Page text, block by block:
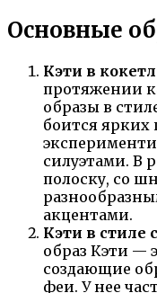
Основные
Кэти в
протяжении
образы в
боится ярких
силуэтами. В
полоску, со
акцентами.
Кэти в стиле
образ Кэти —
создающие
феи. У нее